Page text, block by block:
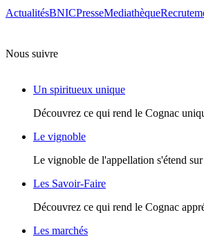
ActualitésBNICPresseMediathèque
Nous suivre
Un spiritueux unique
Découvrez ce qui rend le Cognac
Le vignoble
Le vignoble de l'appellation s'étend
Les Savoir-Faire
Découvrez ce qui rend le Cognac
Les marchés